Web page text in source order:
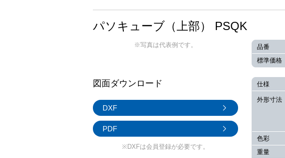
パソキューブ（上部） PSQK
※写真は代表例です。 品番
標準価格
図面ダウンロード
DXF
PDF
※DXFは会員登録が必要です。
仕様
外形寸法
色彩
重量